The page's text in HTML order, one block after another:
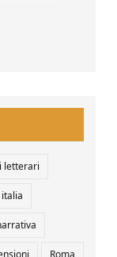
letterari
italia
Roma